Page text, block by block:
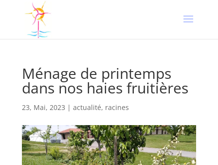
Ménage de printemps
dans nos haies fruitières
23, Mai, 2023 | actualité, racines